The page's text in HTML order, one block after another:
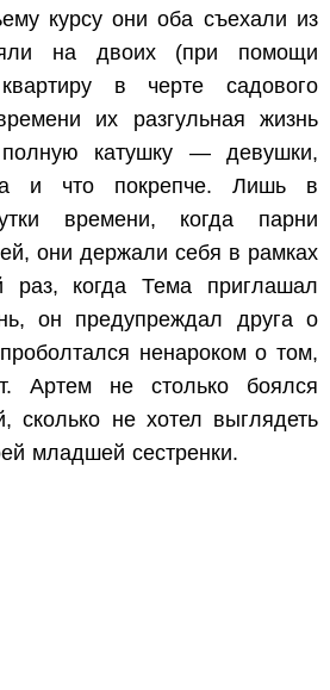
курсу они оба съехали из
на двоих (при помощи
в черте садового
их разгульная жизнь
полную катушку — девушки,
и что покрепче. Лишь в
времени, когда парни
они держали себя в рамках
раз, когда Тема приглашал
он предупреждал друга о
ненароком о том,
Артем не столько боялся
сколько не хотел выглядеть
младшей сестренки.